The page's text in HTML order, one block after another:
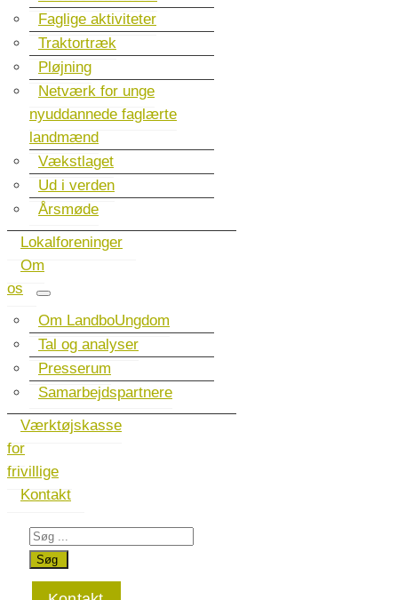
Faglige aktiviteter
Traktortræk
Pløjning
Netværk for unge
nyuddannede faglærte
landmænd
Vækstlaget
Ud i verden
Årsmøde
Lokalforeninger
Om
os
Om LandboUngdom
Tal og analyser
Presserum
Samarbejdspartnere
Værktøjskasse
for
frivillige
Kontakt